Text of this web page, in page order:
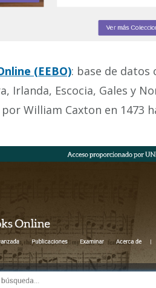
(EEBO): base de
Irlanda, Escocia, Gales y
William Caxton en 1473